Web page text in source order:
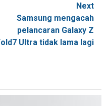
Next
Samsung mengacah
pelancaran Galaxy Z
Ultra tidak lama lagi